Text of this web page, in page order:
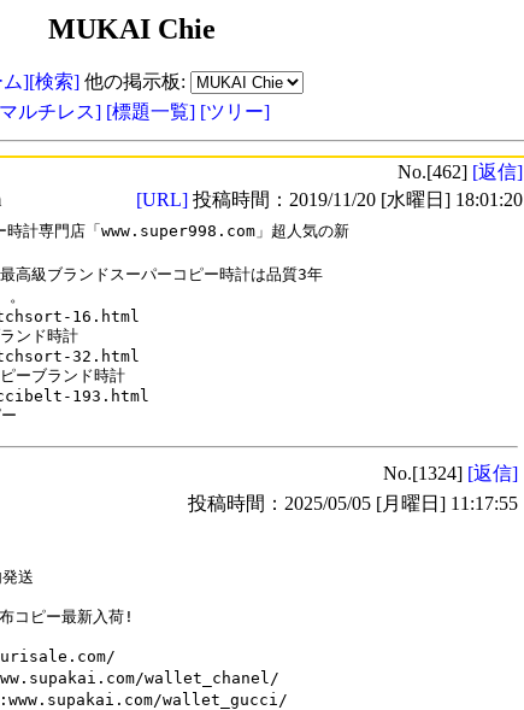
MUKAI Chie
ム][検索] 他の掲示板:
ルチレス] [標題一覧] [ツリー]
No.[462] [返信]
[URL] 投稿時間：2019/11/20 [水曜日] 18:01:20
時計専門店「www.super998.com」超人気の新
高級ブランドスーパーコピー時計は品質3年
16.html
ンド時計
32.html
ーブランド時計
193.html
No.[1324] [返信]
投稿時間：2025/05/05 [月曜日] 11:17:55
送
コピー最新入荷!
wallet_chanel/
ー:www.supakai.com/wallet_gucci/